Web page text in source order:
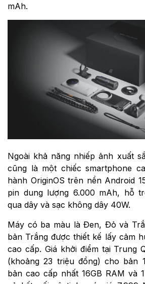
mAh.
Ngoài khả năng nhiếp ảnh xuất
cũng là một chiếc smartphone
hành OriginOS trên nền Android
pin dung lượng 6.000 mAh, hỗ
qua dây và sạc không dây 40W.
Máy có ba màu là Đen, Đỏ và
bản Trắng được thiết kế lấy cảm
cao cấp. Giá khởi điểm tại Trung
(khoảng 23 triệu đồng) cho bản
bản cao cấp nhất 16GB RAM và